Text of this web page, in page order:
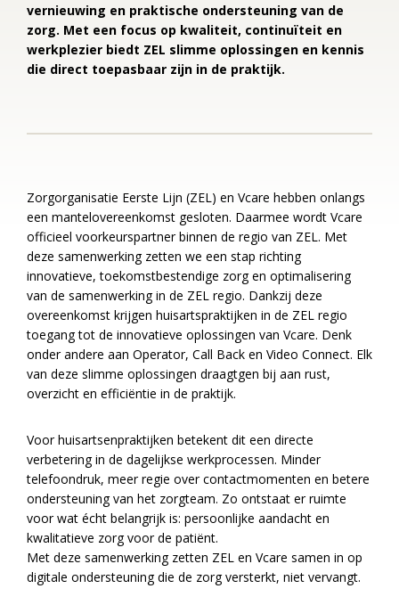
vernieuwing en praktische ondersteuning van de
zorg. Met een focus op kwaliteit, continuïteit en
werkplezier biedt ZEL slimme oplossingen en kennis
die direct toepasbaar zijn in de praktijk.
Zorgorganisatie Eerste Lijn (ZEL) en Vcare hebben onlangs
een mantelovereenkomst gesloten. Daarmee wordt Vcare
officieel voorkeurspartner binnen de regio van ZEL. Met
deze samenwerking zetten we een stap richting
innovatieve, toekomstbestendige zorg en optimalisering
van de samenwerking in de ZEL regio. Dankzij deze
overeenkomst krijgen huisartspraktijken in de ZEL regio
toegang tot de innovatieve oplossingen van Vcare. Denk
onder andere aan Operator, Call Back en Video Connect. Elk
van deze slimme oplossingen draagtgen bij aan rust,
overzicht en efficiëntie in de praktijk.
Voor huisartsenpraktijken betekent dit een directe
verbetering in de dagelijkse werkprocessen. Minder
telefoondruk, meer regie over contactmomenten en betere
ondersteuning van het zorgteam. Zo ontstaat er ruimte
voor wat écht belangrijk is: persoonlijke aandacht en
kwalitatieve zorg voor de patiënt.
Met deze samenwerking zetten ZEL en Vcare samen in op
digitale ondersteuning die de zorg versterkt, niet vervangt.